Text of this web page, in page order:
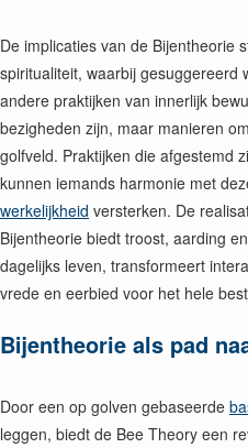
De implicaties van de Bijentheorie
spiritualiteit, waarbij gesuggereerd
andere praktijken van innerlijk
bezigheden zijn, maar manieren
golfveld. Praktijken die afgestemd
kunnen iemands harmonie met
werkelijkheid versterken. De
Bijentheorie biedt troost, aarding
dagelijks leven, transformeert
vrede en eerbied voor het hele
Bijentheorie als pad
Door een op golven gebaseerde
leggen, biedt de Bee Theory een